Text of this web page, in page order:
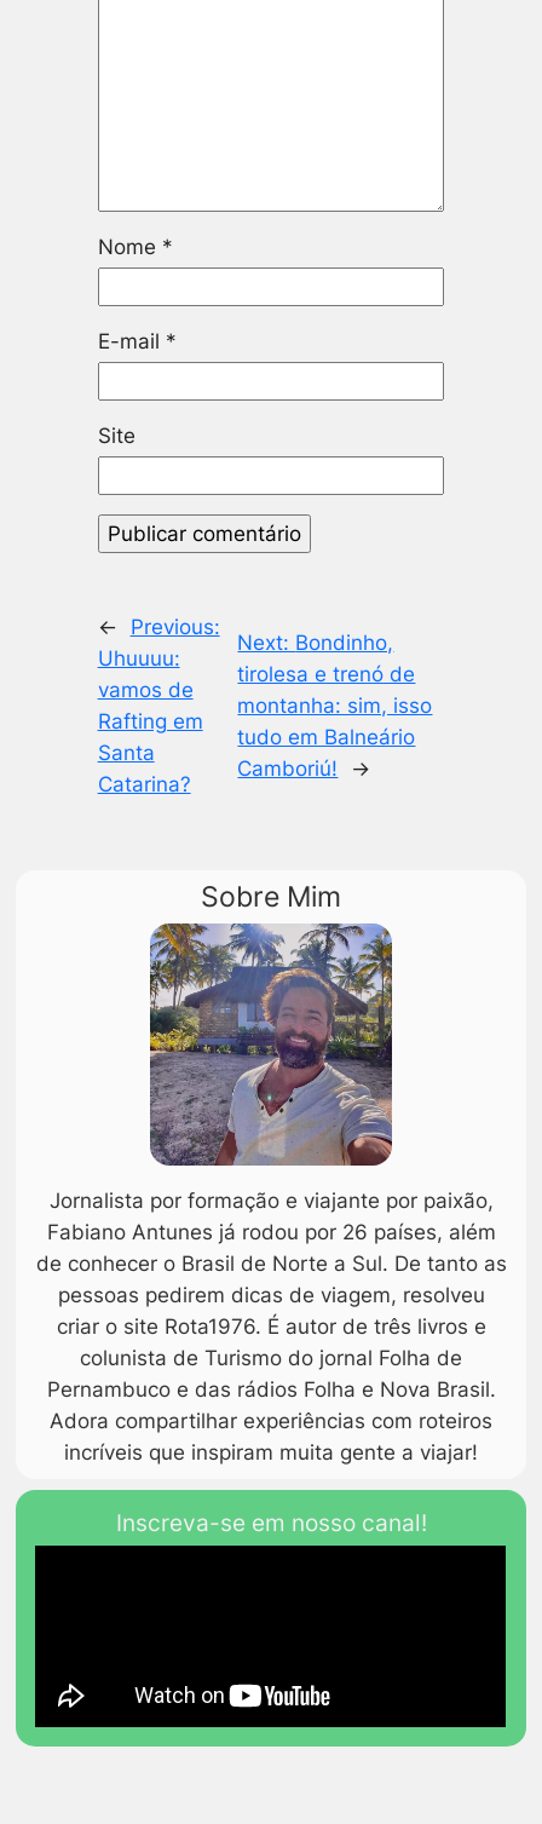
Nome *
E-mail *
Site
←
Previous:
Uhuuuu:
vamos de
Rafting em
Santa
Catarina?
Next: Bondinho,
tirolesa e trenó de
montanha: sim, isso
tudo em Balneário
Camboriú!
→
Sobre Mim
Jornalista por formação e viajante por paixão,
Fabiano Antunes já rodou por 26 países, além
de conhecer o Brasil de Norte a Sul. De tanto as
pessoas pedirem dicas de viagem, resolveu
criar o site Rota1976. É autor de três livros e
colunista de Turismo do jornal Folha de
Pernambuco e das rádios Folha e Nova Brasil.
Adora compartilhar experiências com roteiros
incríveis que inspiram muita gente a viajar!
Inscreva-se em nosso canal!